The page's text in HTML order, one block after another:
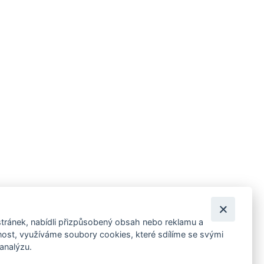
pozvánky na kulturní a sportovní akce?
nabídli přizpůsobený obsah nebo reklamu a
využíváme soubory cookies, které sdílíme se svými